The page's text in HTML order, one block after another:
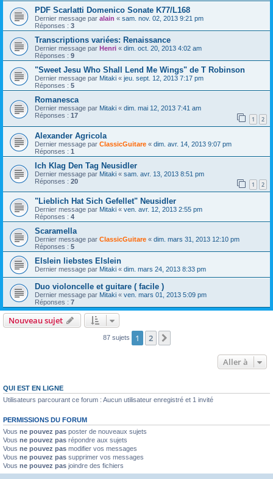
PDF Scarlatti Domenico Sonate K77/L168
Dernier message par alain « sam. nov. 02, 2013 9:21 pm
Réponses : 3
Transcriptions variées: Renaissance
Dernier message par Henri « dim. oct. 20, 2013 4:02 am
Réponses : 9
"Sweet Jesu Who Shall Lend Me Wings" de T Robinson
Dernier message par Mitaki « jeu. sept. 12, 2013 7:17 pm
Réponses : 5
Romanesca
Dernier message par Mitaki « dim. mai 12, 2013 7:41 am
Réponses : 17 1 2
Alexander Agricola
Dernier message par ClassicGuitare « dim. avr. 14, 2013 9:07 pm
Réponses : 1
Ich Klag Den Tag Neusidler
Dernier message par Mitaki « sam. avr. 13, 2013 8:51 pm
Réponses : 20 1 2
"Lieblich Hat Sich Gefellet" Neusidler
Dernier message par Mitaki « ven. avr. 12, 2013 2:55 pm
Réponses : 4
Scaramella
Dernier message par ClassicGuitare « dim. mars 31, 2013 12:10 pm
Réponses : 5
Elslein liebstes Elslein
Dernier message par Mitaki « dim. mars 24, 2013 8:33 pm
Duo violoncelle et guitare ( facile )
Dernier message par Mitaki « ven. mars 01, 2013 5:09 pm
Réponses : 7
Nouveau sujet
87 sujets 1 2
Aller à
QUI EST EN LIGNE
Utilisateurs parcourant ce forum : Aucun utilisateur enregistré et 1 invité
PERMISSIONS DU FORUM
Vous ne pouvez pas poster de nouveaux sujets
Vous ne pouvez pas répondre aux sujets
Vous ne pouvez pas modifier vos messages
Vous ne pouvez pas supprimer vos messages
Vous ne pouvez pas joindre des fichiers